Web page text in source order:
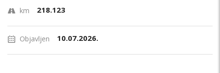
km 218.123
Objavljen 10.07.2026.